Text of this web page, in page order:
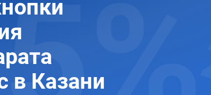
в Казани